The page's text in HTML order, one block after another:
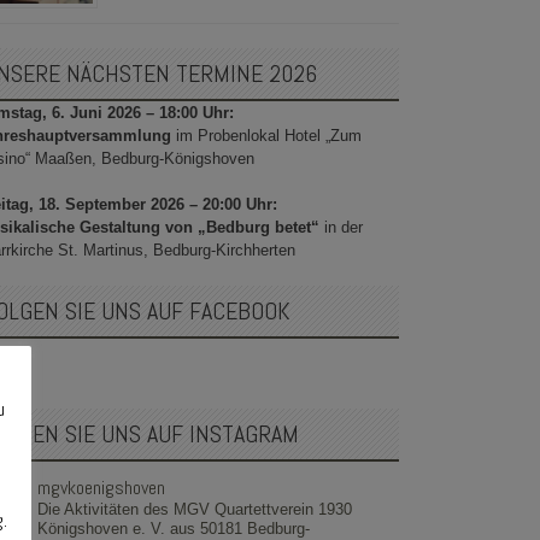
NÄCHSTEN TERMINE 2026
6. Juni 2026 – 18:00 Uhr:
im Probenlokal Hotel „Zum
Maaßen, Bedburg-Königshoven
18. September 2026 – 20:00 Uhr:
Gestaltung von „Bedburg betet“ in der
St. Martinus, Bedburg-Kirchherten
SIE UNS AUF FACEBOOK
FOLGEN SIE UNS AUF INSTAGRAM
mgvkoenigshoven
Die Aktivitäten des MGV Quartettverein 1930
Königshoven e. V. aus 50181 Bedburg-